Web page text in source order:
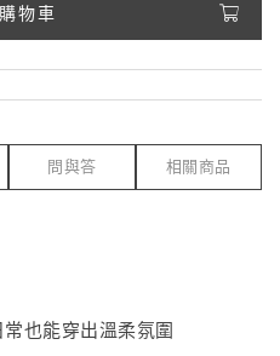
物車
問與答 相關商品
也能穿出溫柔氛圍